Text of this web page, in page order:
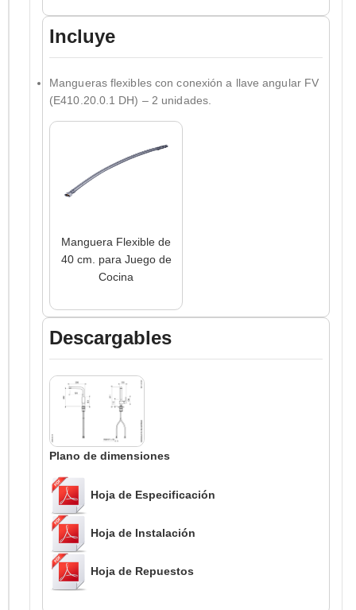
Incluye
Mangueras flexibles con conexión a llave angular FV
(E410.20.0.1 DH) – 2 unidades.
Manguera Flexible de
40 cm. para Juego de
Cocina
Descargables
Plano de dimensiones
Hoja de Especificación
Hoja de Instalación
Hoja de Repuestos